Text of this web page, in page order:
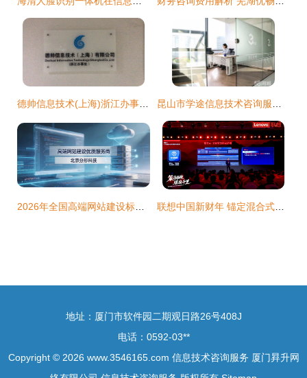
地址：厦门市软件园二期观日路26号408J
电话：0592-03**
Copyright © 2026 www.3546165.com 信息技术咨询服务 厦门昪升网